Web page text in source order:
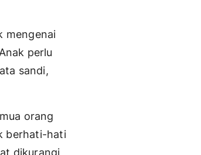
mengenai
perlu
sandi,
orang
berhati-hati